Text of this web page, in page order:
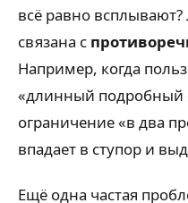
всё равно
связана с
Например, когда
«длинный подробный
ограничение «в два
впадает в ступор и
Ещё одна частая